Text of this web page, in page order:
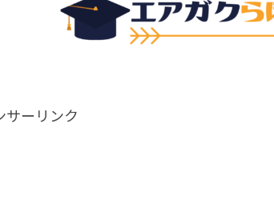
サーリンク